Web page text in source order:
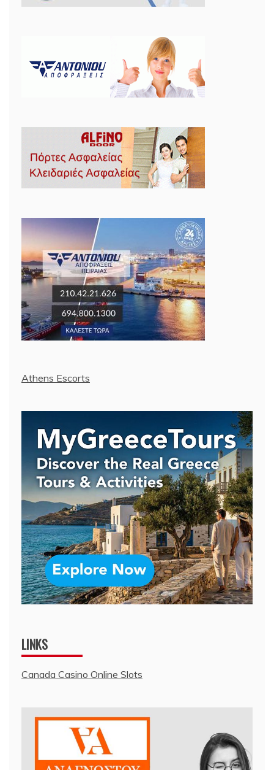
Athens Escorts
LINKS
Canada Casino Online Slots